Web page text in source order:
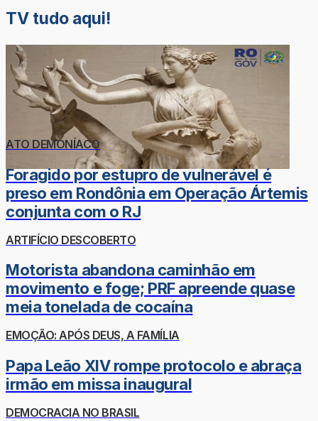
TV tudo aqui!
ATO DEMONÍACO
Foragido por estupro de vulnerável é
preso em Rondônia em Operação Ártemis
conjunta com o RJ
ARTIFÍCIO DESCOBERTO
Motorista abandona caminhão em
movimento e foge; PRF apreende quase
meia tonelada de cocaína
EMOÇÃO: APÓS DEUS, A FAMÍLIA
Papa Leão XIV rompe protocolo e abraça
irmão em missa inaugural
DEMOCRACIA NO BRASIL